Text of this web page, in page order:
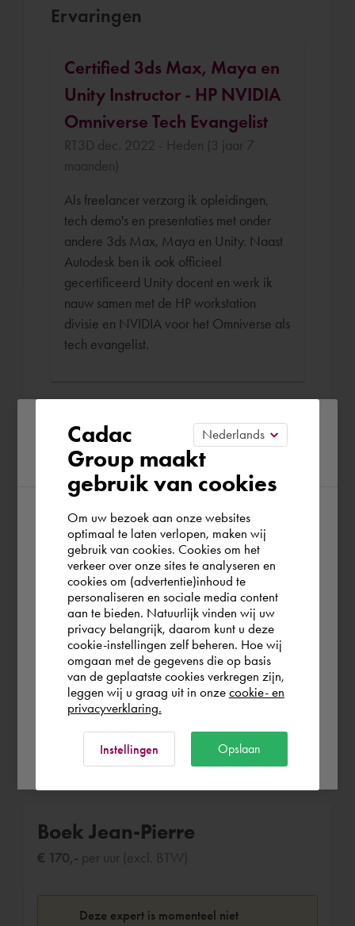
Ervaringen
Certified 3ds Max, Maya en
Unity Instructor - HP NVIDIA
Omniverse Tech Evangelist
RT3D dec. 2022 - Heden (3 jaar 7
maanden)
Als freelancer verzorg ik opleidingen,
tech demo's en presentaties met onder
andere 3ds Max, Maya en Unity. Naast
Autodesk ben ik ook officieel
gecertificeerd Unity docent en werk ik
nauw samen met de HP workstation
divisie en NVIDIA voor het Omniverse als
tech evangelist.
Technical Sales Specialist
Autodesk Media &
Entertainment
Tech Data - Datech Solutions - Pollux -
TOPCAD mrt. 1995 - okt. 2022 (27 jaar
7 maanden)
Technical Sales specialist voor de
Autodesk Media & Entertainment
producten zoals 3ds Max en Maya. Ik
verzorgde voor ons wereldwijd reseller
netwerk presentaties en opleidingen
rondom het thema ontwerp visualisatie,
animatie en virtual reality.
Boek Jean-Pierre
€ 170,- per uur (excl. BTW)
Deze expert is momenteel niet
Please confirm your current
region
According to us you are situated in Rest of
the world. Please confirm in which country
you wish to shop.
Nederland
Rest of the world
Cadac
Group maakt
gebruik van cookies
Om uw bezoek aan onze websites
optimaal te laten verlopen, maken wij
gebruik van cookies. Cookies om het
verkeer over onze sites te analyseren en
cookies om (advertentie)inhoud te
personaliseren en sociale media content
aan te bieden. Natuurlijk vinden wij uw
privacy belangrijk, daarom kunt u deze
cookie-instellingen zelf beheren. Hoe wij
omgaan met de gegevens die op basis
van de geplaatste cookies verkregen zijn,
leggen wij u graag uit in onze cookie- en
privacyverklaring.
Instellingen Opslaan